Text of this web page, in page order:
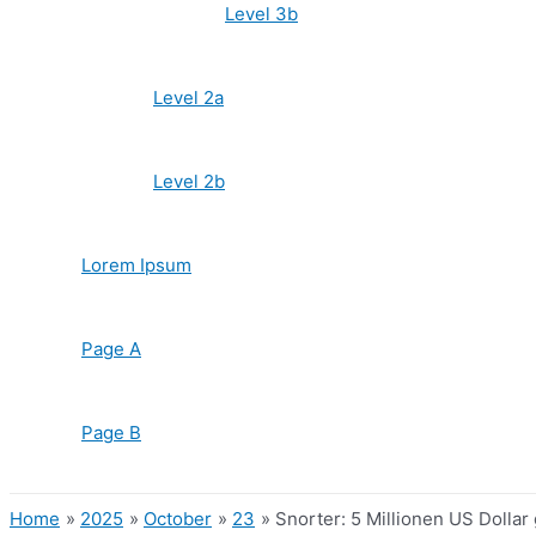
Level 3b
Level 2a
Level 2b
Lorem Ipsum
Page A
Page B
Home 2025 October 23 Snorter: 5 Millionen US Dollar